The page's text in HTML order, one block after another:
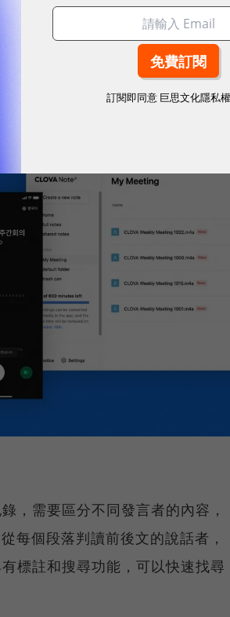
☀️100 MVP等你角逐雙獎榮譽
，需要區分不同發言者的內容，
每個段落判讀前後文的說話者，
標註和搜尋功能，可以快速找尋
訂閱即同意 巨思文化隱私